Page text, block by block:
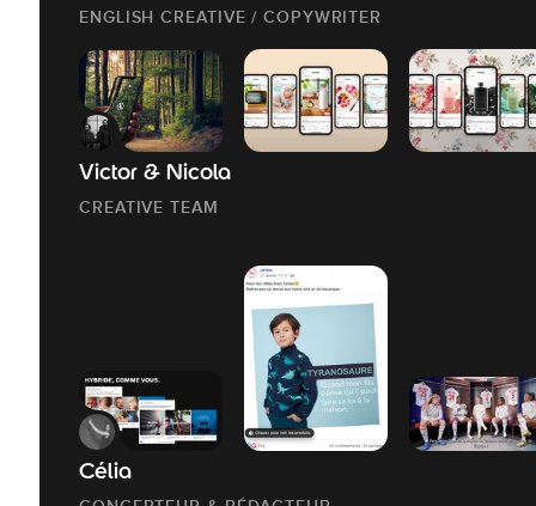
ENGLISH CREATIVE / COPYWRITER
Victor & Nicola
CREATIVE TEAM
Célia